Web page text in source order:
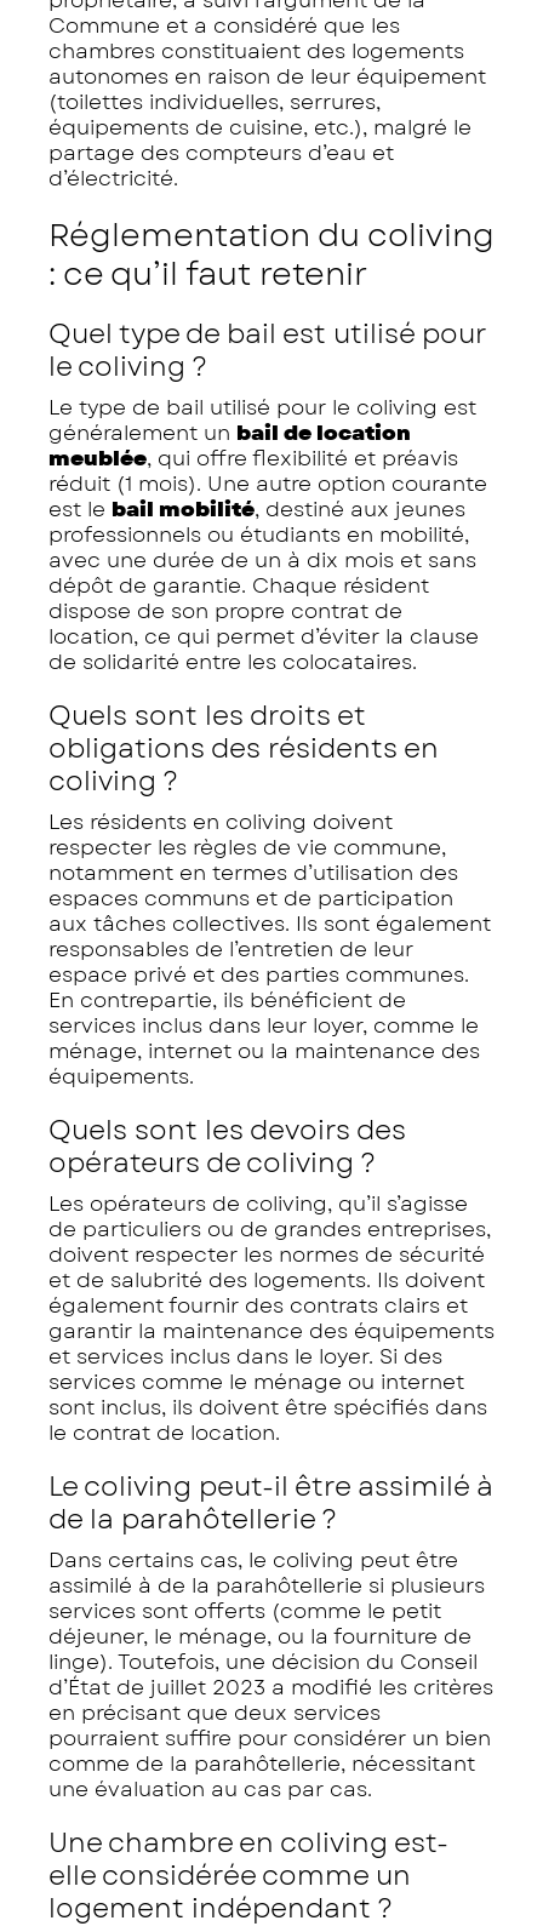
Commune et a considéré que les
chambres constituaient des logements
autonomes en raison de leur équipement
(toilettes individuelles, serrures,
équipements de cuisine, etc.), malgré le
partage des compteurs d’eau et
d’électricité.
Réglementation du coliving
: ce qu’il faut retenir
Quel type de bail est utilisé pour
le coliving ?
Le type de bail utilisé pour le coliving est
généralement un bail de location
meublée, qui offre flexibilité et préavis
réduit (1 mois). Une autre option courante
est le bail mobilité, destiné aux jeunes
professionnels ou étudiants en mobilité,
avec une durée de un à dix mois et sans
dépôt de garantie. Chaque résident
dispose de son propre contrat de
location, ce qui permet d’éviter la clause
de solidarité entre les colocataires.
Quels sont les droits et
obligations des résidents en
coliving ?
Les résidents en coliving doivent
respecter les règles de vie commune,
notamment en termes d’utilisation des
espaces communs et de participation
aux tâches collectives. Ils sont également
responsables de l’entretien de leur
espace privé et des parties communes.
En contrepartie, ils bénéficient de
services inclus dans leur loyer, comme le
ménage, internet ou la maintenance des
équipements.
Quels sont les devoirs des
opérateurs de coliving ?
Les opérateurs de coliving, qu’il s’agisse
de particuliers ou de grandes entreprises,
doivent respecter les normes de sécurité
et de salubrité des logements. Ils doivent
également fournir des contrats clairs et
garantir la maintenance des équipements
et services inclus dans le loyer. Si des
services comme le ménage ou internet
sont inclus, ils doivent être spécifiés dans
le contrat de location.
Le coliving peut-il être assimilé à
de la parahôtellerie ?
Dans certains cas, le coliving peut être
assimilé à de la parahôtellerie si plusieurs
services sont offerts (comme le petit
déjeuner, le ménage, ou la fourniture de
linge). Toutefois, une décision du Conseil
d’État de juillet 2023 a modifié les critères
en précisant que deux services
pourraient suffire pour considérer un bien
comme de la parahôtellerie, nécessitant
une évaluation au cas par cas.
Une chambre en coliving est-
elle considérée comme un
logement indépendant ?